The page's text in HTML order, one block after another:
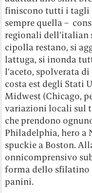
finiscono tutti i tagli
sempre quella –
regionali dell’italian
cipolla restano, si
lattuga, si inonda
l’aceto, spolverata
costa est degli Stati
Midwest (Chicago,
variazioni locali sul
che prendono
Philadelphia, hero a
spuckie a Boston.
onnicomprensivo
forma dello sfilatino
panini.